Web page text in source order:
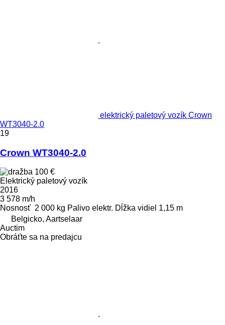
elektrický paletový vozík Crown
WT3040-2.0
19
Crown WT3040-2.0
100 €
Elektrický paletový vozík
2016
3 578 m/h
Nosnosť 2 000 kg Palivo elektr. Dĺžka vidiel 1,15 m
Belgicko, Aartselaar
Auctim
Obráťte sa na predajcu